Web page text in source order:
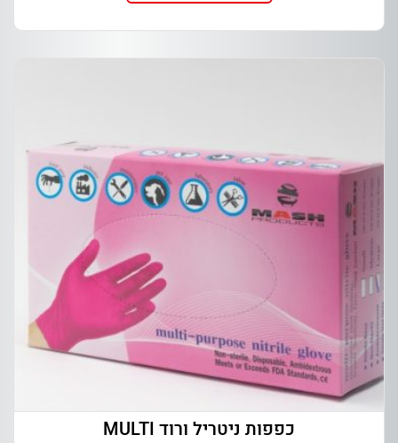
כפפות ניטריל ורוד MULTI